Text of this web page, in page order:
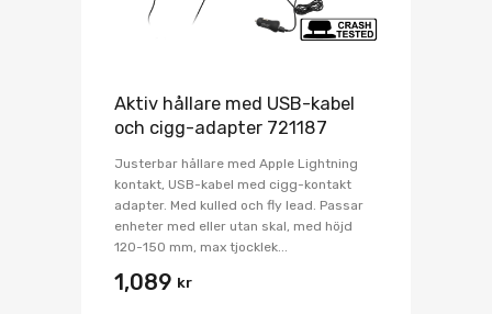
Aktiv hållare med USB-kabel
och cigg-adapter 721187
Justerbar hållare med Apple Lightning
kontakt, USB-kabel med cigg-kontakt
adapter. Med kulled och fly lead. Passar
enheter med eller utan skal, med höjd
120-150 mm, max tjocklek...
1,089 kr